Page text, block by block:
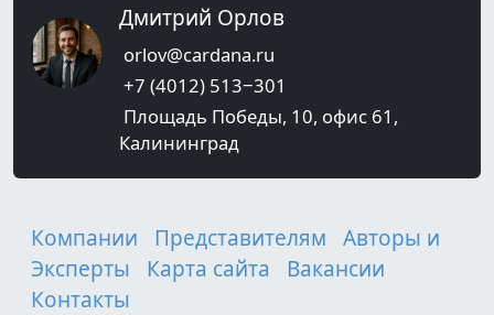
Дмитрий Орлов
orlov@cardana.ru
+7 (4012) 513‒301
Площадь Победы, 10, офис 61,
Калининград
Компании Представителям
Авторы и
Эксперты
Карта сайта
Вакансии
Контакты